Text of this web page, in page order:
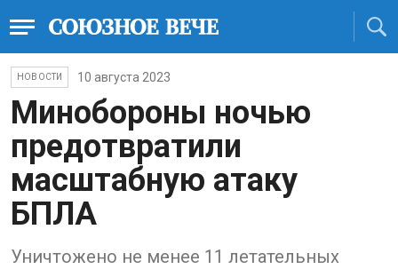
НОВОСТИ 10 августа 2023
Минобороны ночью
предотвратили
масштабную атаку
БПЛА
Уничтожено не менее 11 летательных